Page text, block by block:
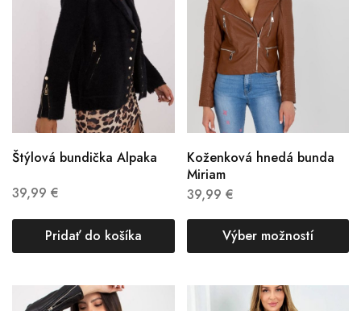
Štýlová bundička Alpaka
39,99 €
Pridať do košíka
Koženková hnedá bunda
Miriam
39,99 €
Výber možností